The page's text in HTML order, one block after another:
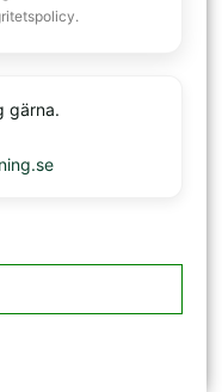
gärna.